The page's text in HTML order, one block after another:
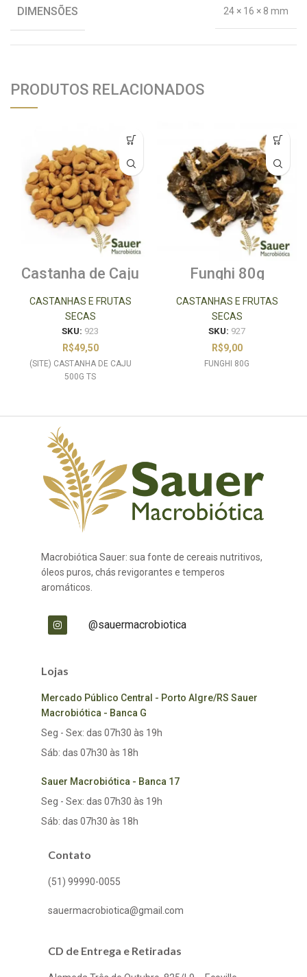
DIMENSÕES 24 × 16 × 8 mm
PRODUTOS RELACIONADOS
Castanha de Caju
Torrada Salgada
500g
CASTANHAS E FRUTAS
SECAS
SKU: 923
R$49,50
(SITE) CASTANHA DE CAJU
500G TS
Funghi 80g
CASTANHAS E FRUTAS
SECAS
SKU: 927
R$9,00
FUNGHI 80G
Macrobiótica Sauer: sua fonte de cereais nutritivos,
óleos puros, chás revigorantes e temperos
aromáticos.
@sauermacrobiotica
Lojas
Mercado Público Central - Porto Algre/RS Sauer
Macrobiótica - Banca G
Seg - Sex: das 07h30 às 19h
Sáb: das 07h30 às 18h
Sauer Macrobiótica - Banca 17
Seg - Sex: das 07h30 às 19h
Sáb: das 07h30 às 18h
Contato
(51) 99990-0055
sauermacrobiotica@gmail.com
CD de Entrega e Retiradas